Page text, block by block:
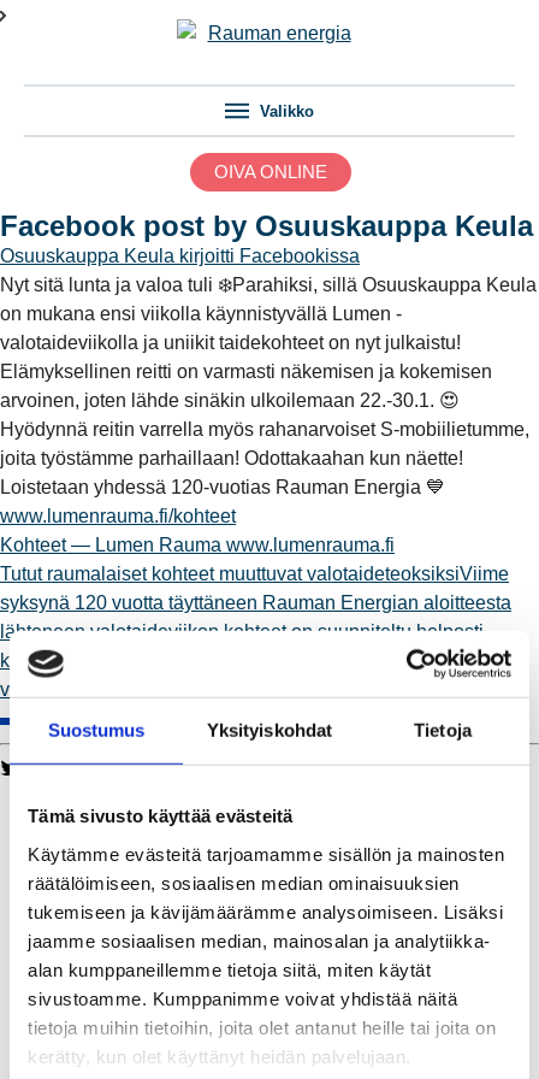
Suostumus Yksityiskohdat Tietoja
Tämä sivusto käyttää evästeitä
Käytämme evästeitä tarjoamamme sisällön ja mainosten
räätälöimiseen, sosiaalisen median ominaisuuksien
tukemiseen ja kävijämäärämme analysoimiseen. Lisäksi
jaamme sosiaalisen median, mainosalan ja analytiikka-
alan kumppaneillemme tietoja siitä, miten käytät
sivustoamme. Kumppanimme voivat yhdistää näitä
tietoja muihin tietoihin, joita olet antanut heille tai joita on
kerätty, kun olet käyttänyt heidän palvelujaan.
Valikko
OIVA ONLINE
Facebook post by Osuuskauppa Keula
Osuuskauppa Keula kirjoitti Facebookissa
Nyt sitä lunta ja valoa tuli ❄️Parahiksi, sillä Osuuskauppa Keula
on mukana ensi viikolla käynnistyvällä Lumen -
valotaideviikolla ja uniikit taidekohteet on nyt julkaistu!
Elämyksellinen reitti on varmasti näkemisen ja kokemisen
arvoinen, joten lähde sinäkin ulkoilemaan 22.-30.1. 😍
Hyödynnä reitin varrella myös rahanarvoiset S-mobiilietumme,
joita työstämme parhaillaan! Odottakaahan kun näette!
Loistetaan yhdessä 120-vuotias Rauman Energia 💙
www.lumenrauma.fi/kohteet
Kohteet — Lumen Rauma www.lumenrauma.fi
Tutut raumalaiset kohteet muuttuvat valotaideteoksiksiViime
syksynä 120 vuotta täyttäneen Rauman Energian aloitteesta
lähteneen valotaideviikon kohteet on suunniteltu helposti
kuljettavaksi reitiksi, joka kulkee läpi Vanhan Rauman.Lumen-
valotaideviikolle on odotettavissa valoteosten ihailijoita...
Twitter Facebook LinkedIn
WhatsApp
BioTakuu – 100 % uusiutuvaa kaukolämpöä
Kaukolämmön hinnasto
Kaukolämpöliittymän saatavuus ja toteutus
Kaukolämpötyömaat kartalla
Kaukolämpöverkon viasta ilmoittaminen
Laskutus ja raportointi
Lungi-palvelu taloyhtiöille ja yrityksille
Lungi-vuositarkastus kuluttajille
Matalalämpöiseen kaukolämpöön siirtyminen